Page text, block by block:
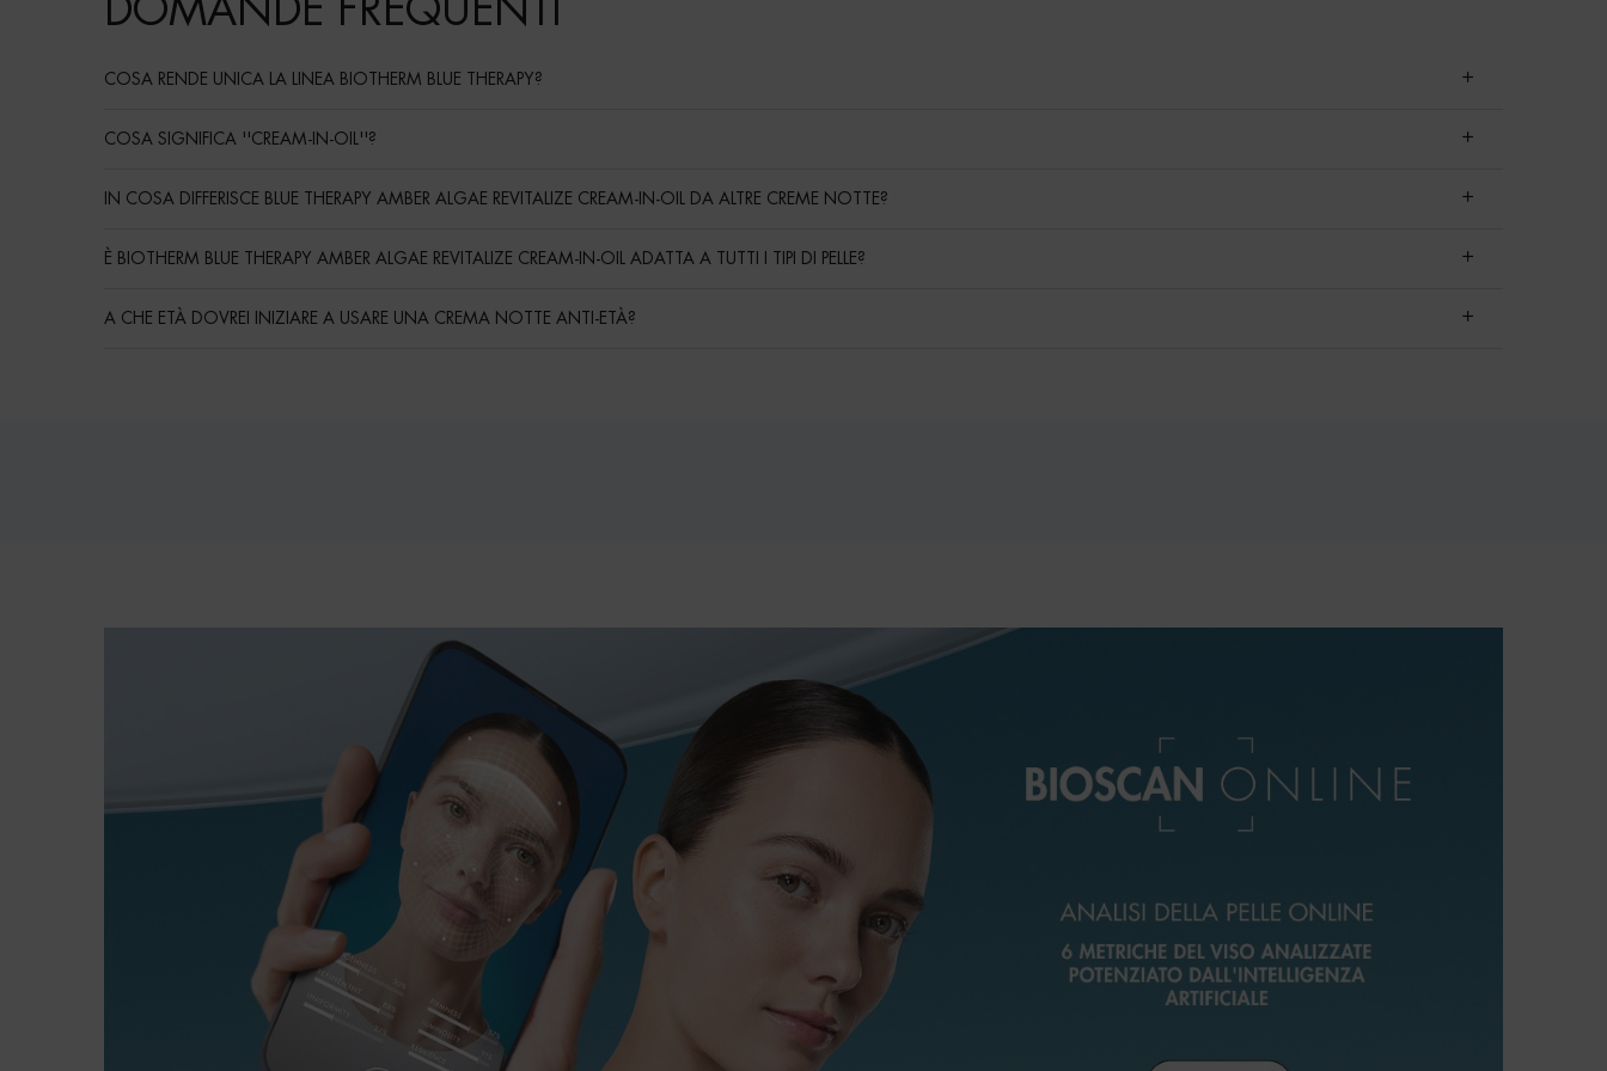
DOMANDE FREQUENTI
COSA RENDE UNICA LA LINEA BIOTHERM BLUE THERAPY?
COSA SIGNIFICA ''CREAM-IN-OIL''?
IN COSA DIFFERISCE BLUE THERAPY AMBER ALGAE REVITALIZE CREAM-IN-OIL DA ALTRE CREME NOTTE?
È BIOTHERM BLUE THERAPY AMBER ALGAE REVITALIZE CREAM-IN-OIL ADATTA A TUTTI I TIPI DI PELLE?
A CHE ETÀ DOVREI INIZIARE A USARE UNA CREMA NOTTE ANTI-ETÀ?